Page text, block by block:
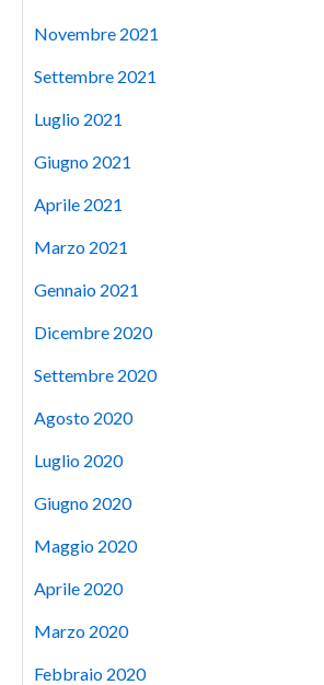
Novembre 2021
Settembre 2021
Luglio 2021
Giugno 2021
Aprile 2021
Marzo 2021
Gennaio 2021
Dicembre 2020
Settembre 2020
Agosto 2020
Luglio 2020
Giugno 2020
Maggio 2020
Aprile 2020
Marzo 2020
Febbraio 2020